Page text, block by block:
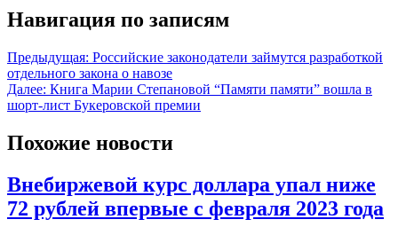
Навигация по записям
Предыдущая: Российские законодатели займутся разработкой
отдельного закона о навозе
Далее: Книга Марии Степановой “Памяти памяти” вошла в
шорт-лист Букеровской премии
Похожие новости
Внебиржевой курс доллара упал ниже
72 рублей впервые с февраля 2023 года